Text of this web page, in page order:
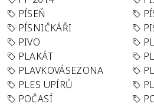
PÍSEŇ
PÍSNIČKÁŘI
PIVO
PLAKÁT
PLAVKOVÁSEZONA
PLES UPÍRŮ
POČASÍ